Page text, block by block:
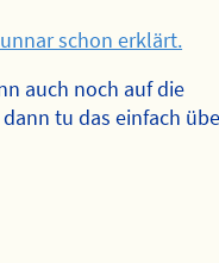
schon erklärt.
auch noch auf die
tu das einfach